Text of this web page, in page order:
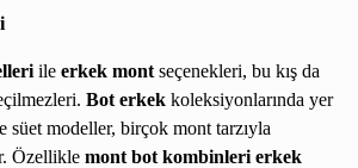
ile erkek mont seçenekleri, bu kış da
Bot erkek koleksiyonlarında yer
süet modeller, birçok mont tarzıyla
Özellikle mont bot kombinleri erkek